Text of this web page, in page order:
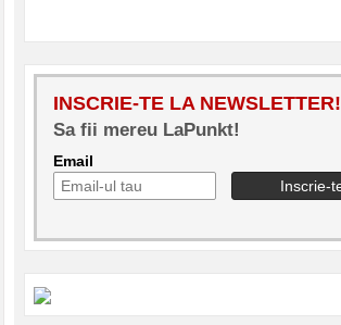
INSCRIE-TE LA NEWSLETTER!
Sa fii mereu LaPunkt!
Email